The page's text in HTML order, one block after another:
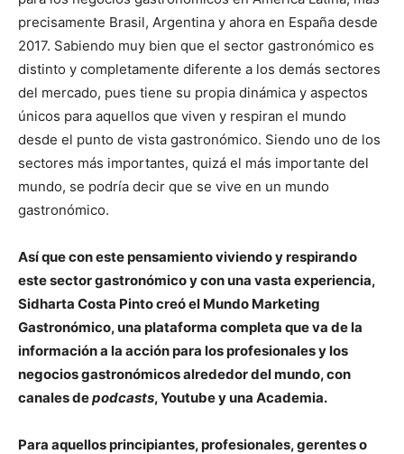
precisamente Brasil, Argentina y ahora en España desde
2017. Sabiendo muy bien que el sector gastronómico es
distinto y completamente diferente a los demás sectores
del mercado, pues tiene su propia dinámica y aspectos
únicos para aquellos que viven y respiran el mundo
desde el punto de vista gastronómico. Siendo uno de los
sectores más importantes, quizá el más importante del
mundo, se podría decir que se vive en un mundo
gastronómico.
Así que con este pensamiento viviendo y respirando
este sector gastronómico y con una vasta experiencia,
Sidharta Costa Pinto creó el Mundo Marketing
Gastronómico, una plataforma completa que va de la
información a la acción para los profesionales y los
negocios gastronómicos alrededor del mundo, con
canales depodcasts, Youtube y una Academia.
Para aquellos principiantes, profesionales, gerentes o